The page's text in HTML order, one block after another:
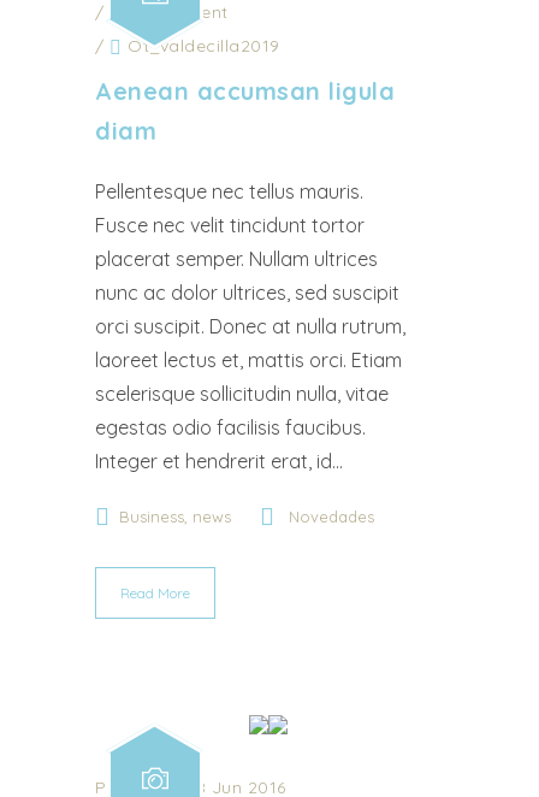
/
0 Comment
/
Ot_valdecilla2019
Aenean accumsan ligula
diam
Pellentesque nec tellus mauris.
Fusce nec velit tincidunt tortor
placerat semper. Nullam ultrices
nunc ac dolor ultrices, sed suscipit
orci suscipit. Donec at nulla rutrum,
laoreet lectus et, mattis orci. Etiam
scelerisque sollicitudin nulla, vitae
egestas odio facilisis faucibus.
Integer et hendrerit erat, id...
Business, news Novedades
Read More
Posted on 18 Jun 2016